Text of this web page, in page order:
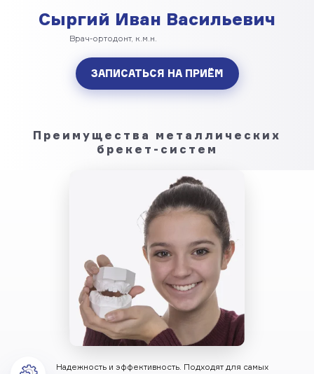
Сыргий Иван Васильевич
Врач-ортодонт, к.м.н.
ЗАПИСАТЬСЯ НА ПРИЁМ
Преимущества металлических
брекет-систем
Надежность и эффективность. Подходят для самых